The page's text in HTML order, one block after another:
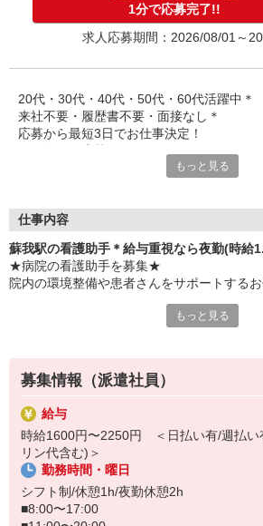
1分で応募完了!!
求人応募期間：2026/08/01～
20代・30代・40代・50代・60代活躍中＊
来社不要・履歴書不要・面接なし＊
応募から最短3日でお仕事決定！
もっと見る
仕事内容
蘇我駅の看護助手＊給与重視なら夜勤(時
★病院の看護助手を募集★
院内の環境整備や患者さんをサポートするお
・医療器具の片づけや消毒
・食事や入浴などの生活介助 など
【日収例：未経験/夜勤の場合】
時給1,500円×実働15h＝日収27,000円（深
22時〜翌5時…時給1.25倍
実働8h以降…時給1.25倍
給与重視の方、圧倒的に夜勤がおすすめです
もっと見る
募集情報（派遣社員）
給与
時給1600円〜2250円 ＜日払い有/週払い
リン代含む)＞
勤務時間・曜日
シフト制/休憩1h/夜勤休憩2h
■8:00〜17:00